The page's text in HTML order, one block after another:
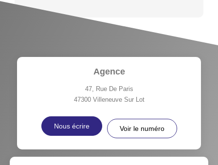
Agence
47, Rue De Paris
47300 Villeneuve Sur Lot
Nous écrire Voir le numéro